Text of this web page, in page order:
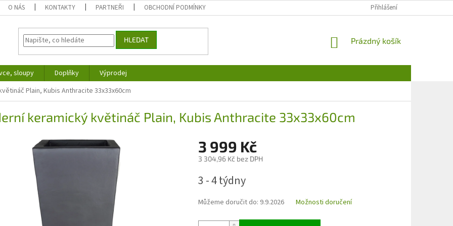
O NÁS KONTAKTY PARTNEŘI OBCHODNÍ PODMÍNKY Přihlášení
HLEDAT
NÁKUPNÍ
Prázdný košík
sloupy Doplňky
Výprodej
Plain, Kubis Anthracite 33x33x60cm
keramický květináč Plain, Kubis Anthracite 33x33x60cm
3 999 Kč
3 304,96 Kč bez DPH
cena:
3 - 4 týdny
Můžeme doručit do: 9.9.2026 Možnosti doručení